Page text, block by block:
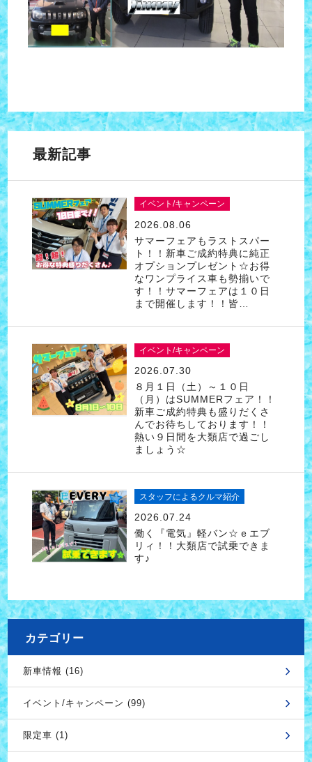
最新記事
イベント/キャンペーン
2026.08.06
サマーフェアもラストスパー
ト！！新車ご成約特典に純正
オプションプレゼント☆お得
なワンプライス車も勢揃いで
す！！サマーフェアは１０日
まで開催します！！皆…
イベント/キャンペーン
2026.07.30
８月１日（土）～１０日
（月）はSUMMERフェア！！
新車ご成約特典も盛りだくさ
んでお待ちしております！！
熱い９日間を大類店で過ごし
ましょう☆
スタッフによるクルマ紹介
2026.07.24
働く『電気』軽バン☆ｅエブ
リィ！！大類店で試乗できま
す♪
カテゴリー
新車情報 (16)
イベント/キャンペーン (99)
限定車 (1)